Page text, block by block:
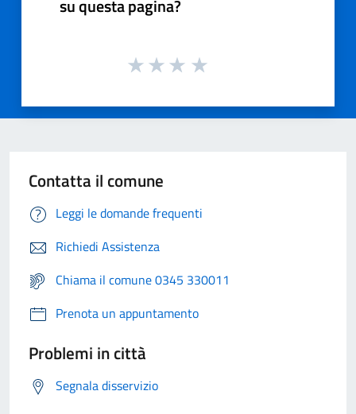
su questa pagina?
Contatta il comune
Leggi le domande frequenti
Richiedi Assistenza
Chiama il comune 0345 330011
Prenota un appuntamento
Problemi in città
Segnala disservizio